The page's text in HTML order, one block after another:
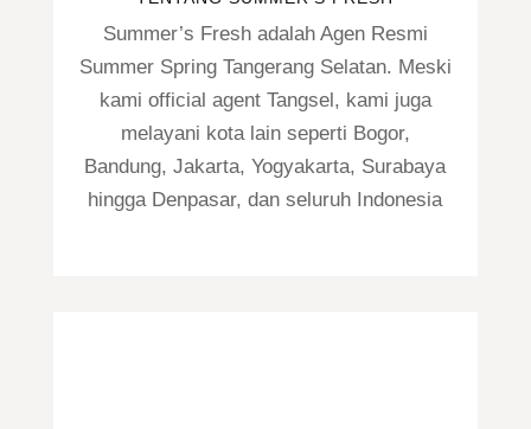
Summer’s Fresh adalah Agen Resmi
Summer Spring Tangerang Selatan. Meski
kami official agent Tangsel, kami juga
melayani kota lain seperti Bogor,
Bandung, Jakarta, Yogyakarta, Surabaya
hingga Denpasar, dan seluruh Indonesia